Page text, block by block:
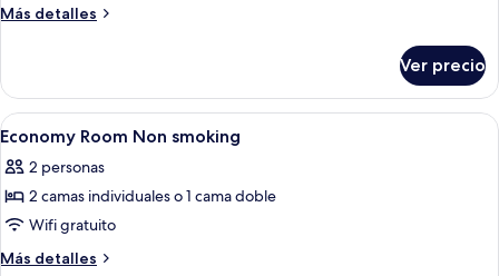
vista
en
esquina
Más detalles
Más
estándar,
cama
matrimonial,
vista
al
en
esquina
Ver precio
Abrir
todas
las
fotos
de
Economy
Habitación de hotel con cama,
3
Economy Room Non smoking
2 personas
2 camas individuales o 1 cama doble
Wifi gratuito
Más detalles
Más